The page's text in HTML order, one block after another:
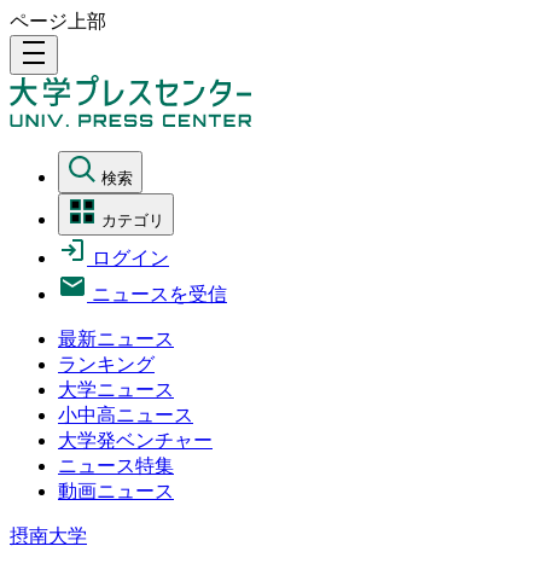
ページ上部
density_medium
検索
カテゴリ
ログイン
ニュースを受信
最新ニュース
ランキング
大学ニュース
小中高ニュース
大学発ベンチャー
ニュース特集
動画ニュース
摂南大学